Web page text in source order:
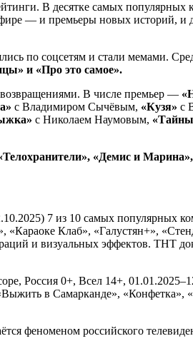
В десятке самых
— и премьеры новых историй,
по соцсетям и стали мемами.
и «Про это самое».
В числе премьер —
с Владимиром Сычёвым, «Кузя» с
с Николаем Наумовым,
«Демис и
7 из 10 самых популярных
Клаб», «Галустян+»,
и визуальных эффектов. ТНТ
Россия 0+, Всел 14+,
в Самарканде», «Конфетка»,
феноменом российского